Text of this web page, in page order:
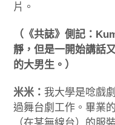
片。
（《共誌》側記：
靜，但是一開始講話
的大男生。）
米米：我大學是唸戲
過舞台劇工作。畢業